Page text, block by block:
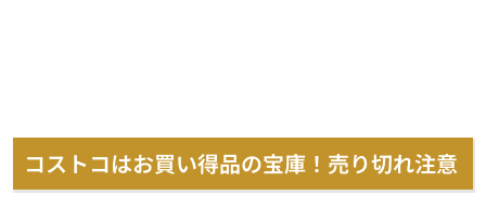
コストコはお買い得品の宝庫！売り切れ注意